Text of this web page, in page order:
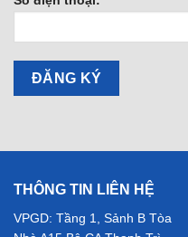
THÔNG TIN LIÊN HỆ
VPGD: Tầng 1, Sảnh B Tòa